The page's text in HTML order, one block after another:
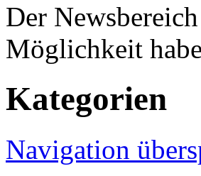
Der
Möglichkeit
Kategorien
Navigation